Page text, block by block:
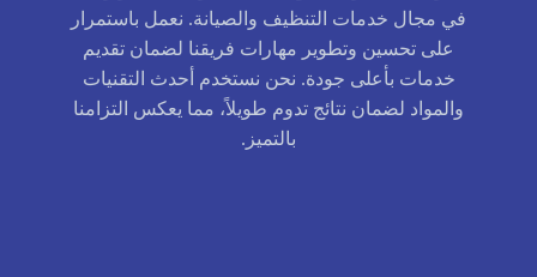
في مجال خدمات التنظيف والصيانة. نعمل باستمرار
على تحسين وتطوير مهارات فريقنا لضمان تقديم
خدمات بأعلى جودة. نحن نستخدم أحدث التقنيات
والمواد لضمان نتائج تدوم طويلاً، مما يعكس التزامنا
بالتميز.